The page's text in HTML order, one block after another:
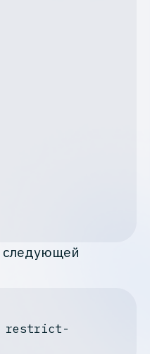
следующей
restrict-